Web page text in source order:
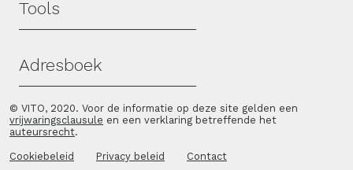
Tools
Adresboek
© VITO, 2020. Voor de informatie op deze site gelden een
vrijwaringsclausule en een verklaring betreffende het
auteursrecht.
Cookiebeleid Privacy beleid Contact